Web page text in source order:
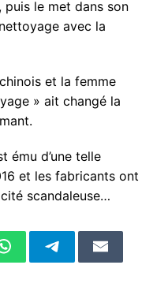
puis le met dans son
avec la
et la femme
» ait changé la
ému d’une telle
et les fabricants ont
scandaleuse…